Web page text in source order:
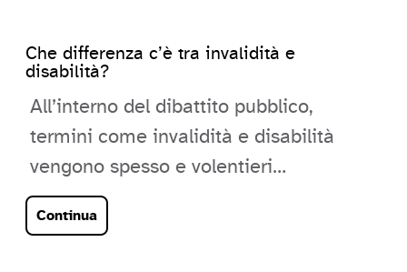
Che differenza c’è tra invalidità e
disabilità?
All’interno del dibattito pubblico,
termini come invalidità e disabilità
vengono spesso e volentieri
utilizzati in modo intercambiabile,
ma si tratta…
Continua